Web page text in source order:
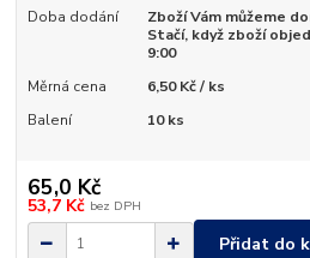
Doba dodání
Zboží Vám můžeme
Stačí, když zboží
9:00
Měrná cena
6,50 Kč / ks
Balení
10 ks
65,0 Kč
53,7 Kč bez DPH
Přidat do